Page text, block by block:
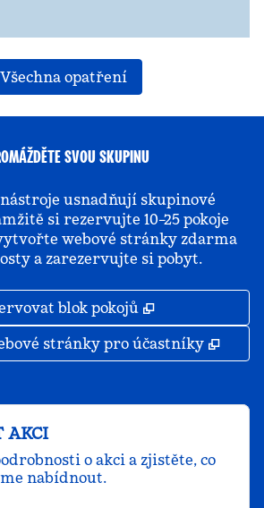
Všechna opatření
SVOU SKUPINU
usnadňují skupinové
si rezervujte 10–25 pokoje
webové stránky zdarma
a zarezervujte si pobyt.
blok pokojů ,
stránky pro účastníky ,
AKCI
o akci a zjistěte, co
nabídnout.